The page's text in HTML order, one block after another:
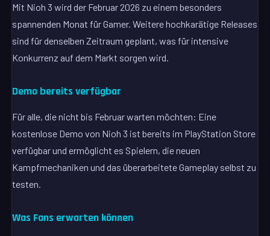
Mit Nioh 3 wird der Februar 2026 zu einem besonders
spannenden Monat für Gamer. Weitere hochkarätige Releases
sind für denselben Zeitraum geplant, was für intensive
Konkurrenz auf dem Markt sorgen wird.
Demo bereits verfügbar
Für alle, die nicht bis Februar warten möchten: Eine
kostenlose Demo von Nioh 3 ist bereits im PlayStation Store
verfügbar und ermöglicht es Spielern, die neuen
Kampfmechaniken und das überarbeitete Gameplay selbst zu
testen.
Was Fans erwarten können